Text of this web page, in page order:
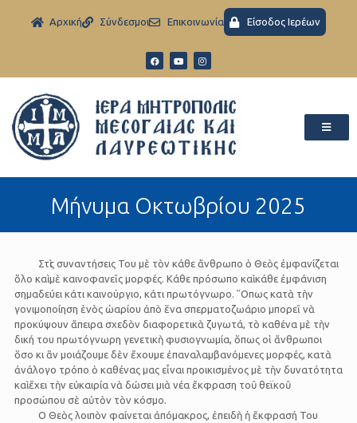
Aρχική Σύνδεσμοι Eπικοινωνία Είσοδος Ιερέων
Μήνυμα Οκτωβρίου 2025
Στὶς συναντήσεις Του μὲ τὸν κάθε ἄνθρωπο ὁ Θεὸς ἐμφανίζεται
ὅλο καὶ μὲ καινοφανεῖς μορφές. Κάθε πρόσωπο καὶ κάθε ἐμφάνιση
σημαδεύει κάτι καινούργιο, κάτι πρωτόγνωρο. ῞Οπως κατὰ τὴν
γονιμοποίηση ἑνὸς ὠαρίου ἀπὸ ἕνα σπερματοζωάριο μπορεῖ νὰ
προκύψουν ἄπειρα σχεδὸν διαφορετικὰ ζυγωτά, τὸ καθένα μὲ τὴν
δική του πρωτόγνωρη γενετικὴ φυσιογνωμία, ὅπως οἱ ἄνθρωποι
ὅσο κι ἂν μοιάζουμε δὲν ἔχουμε ἐπαναλαμβανόμενες μορφές, κατὰ
ἀνάλογο τρόπο ὁ καθένας μας εἶναι προικισμένος μὲ τὴν δυνατότητα
καὶ ἔχει τὴν εὐκαιρία νὰ δώσει μιὰ νέα ἔκφραση τοῦ θεϊκοῦ
προσώπου σὲ αὐτὸν τὸν κόσμο.
Ο Θεὸς λοιπὸν φαίνεται ἀπόμακρος, ἐπειδὴ ἡ ἔκφρασή Του